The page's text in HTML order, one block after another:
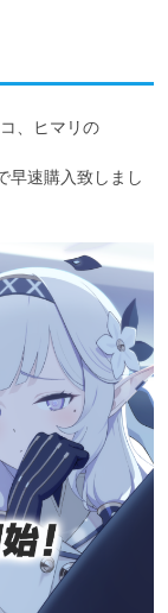
、ヒマリの
早速購入致しまし